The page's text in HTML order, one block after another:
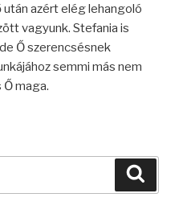
azért elég lehangoló
vagyunk. Stefania is
Ő szerencsésnek
semmi más nem
maga.